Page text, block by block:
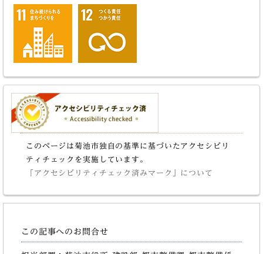
このページは菊池市独自の基準に基づいたアクセシビリ
ティチェックを実施しています。
「アクセシビリティチェック済みマーク」について
この記事へのお問合せ